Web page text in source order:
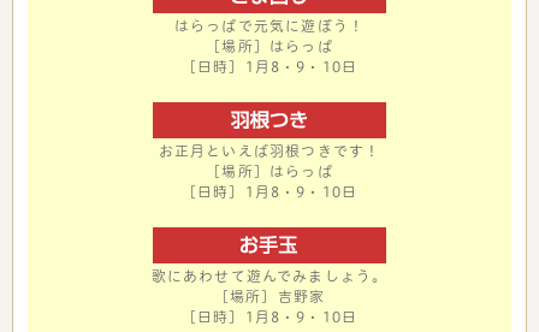
はらっぱで元気に遊ぼう！
［場所］はらっぱ
［日時］1月8・9・10日
お正月といえば羽根つきです！
［場所］はらっぱ
［日時］1月8・9・10日
歌にあわせて遊んでみましょう。
［場所］吉野家
［日時］1月8・9・10日